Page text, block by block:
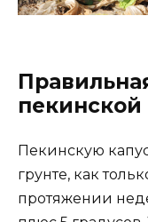
пекинской
Пекинскую
грунте, как
протяжении